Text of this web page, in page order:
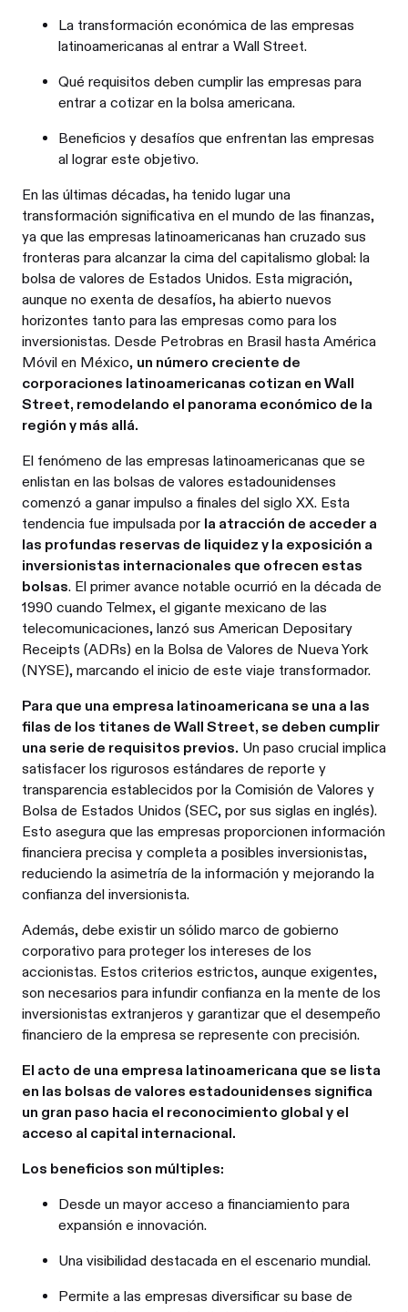
La transformación económica de las empresas
latinoamericanas al entrar a Wall Street.
Qué requisitos deben cumplir las empresas para
entrar a cotizar en la bolsa americana.
Beneficios y desafíos que enfrentan las empresas
al lograr este objetivo.
En las últimas décadas, ha tenido lugar una
transformación significativa en el mundo de las finanzas,
ya que las empresas latinoamericanas han cruzado sus
fronteras para alcanzar la cima del capitalismo global: la
bolsa de valores de Estados Unidos. Esta migración,
aunque no exenta de desafíos, ha abierto nuevos
horizontes tanto para las empresas como para los
inversionistas. Desde Petrobras en Brasil hasta América
Móvil en México, un número creciente de
corporaciones latinoamericanas cotizan en Wall
Street, remodelando el panorama económico de la
región y más allá.
El fenómeno de las empresas latinoamericanas que se
enlistan en las bolsas de valores estadounidenses
comenzó a ganar impulso a finales del siglo XX. Esta
tendencia fue impulsada por la atracción de acceder a
las profundas reservas de liquidez y la exposición a
inversionistas internacionales que ofrecen estas
bolsas. El primer avance notable ocurrió en la década de
1990 cuando Telmex, el gigante mexicano de las
telecomunicaciones, lanzó sus American Depositary
Receipts (ADRs) en la Bolsa de Valores de Nueva York
(NYSE), marcando el inicio de este viaje transformador.
Para que una empresa latinoamericana se una a las
filas de los titanes de Wall Street, se deben cumplir
una serie de requisitos previos. Un paso crucial implica
satisfacer los rigurosos estándares de reporte y
transparencia establecidos por la Comisión de Valores y
Bolsa de Estados Unidos (SEC, por sus siglas en inglés).
Esto asegura que las empresas proporcionen información
financiera precisa y completa a posibles inversionistas,
reduciendo la asimetría de la información y mejorando la
confianza del inversionista.
Además, debe existir un sólido marco de gobierno
corporativo para proteger los intereses de los
accionistas. Estos criterios estrictos, aunque exigentes,
son necesarios para infundir confianza en la mente de los
inversionistas extranjeros y garantizar que el desempeño
financiero de la empresa se represente con precisión.
El acto de una empresa latinoamericana que se lista
en las bolsas de valores estadounidenses significa
un gran paso hacia el reconocimiento global y el
acceso al capital internacional.
Los beneficios son múltiples:
Desde un mayor acceso a financiamiento para
expansión e innovación.
Una visibilidad destacada en el escenario mundial.
Permite a las empresas diversificar su base de